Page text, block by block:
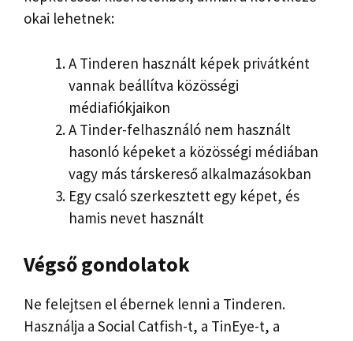
okai lehetnek:
A Tinderen használt képek privátként
vannak beállítva közösségi
médiafiókjaikon
A Tinder-felhasználó nem használt
hasonló képeket a közösségi médiában
vagy más társkereső alkalmazásokban
Egy csaló szerkesztett egy képet, és
hamis nevet használt
Végső gondolatok
Ne felejtsen el ébernek lenni a Tinderen.
Használja a Social Catfish-t, a TinEye-t, a